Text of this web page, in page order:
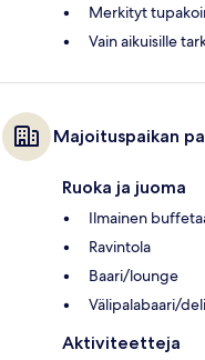
Merkityt
Vain aikuisille
Majoituspaikan
Ruoka ja juoma
Ilmainen
Ravintola
Baari/lounge
Välipalabaari/deli
Aktiviteetteja